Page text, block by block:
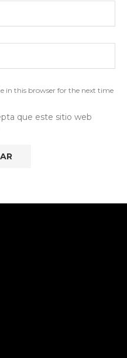
in this browser for the next time
que este sitio web